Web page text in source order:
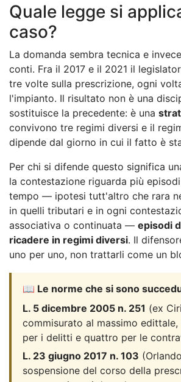
Quale legge si
caso?
La domanda sembra tecnica e
conti. Fra il 2017 e il 2021 il
tre volte sulla prescrizione, ogni
l'impianto. Il risultato non è una
sostituisce la precedente: è una
convivono tre regimi diversi e il
dipende dal giorno in cui il fatto è
Per chi si difende questo significa
la contestazione riguarda più
tempo — ipotesi tutt'altro che rara
in quelli tributari e in ogni
associativa o continuata — episodi
ricadere in regimi diversi. Il
uno per uno, non trattarli come un
📖 Le norme che si sono
L. 5 dicembre 2005 n. 251 (ex
commisurato al massimo edittale,
per i delitti e quattro per le
L. 23 giugno 2017 n. 103
sospensione del corso della